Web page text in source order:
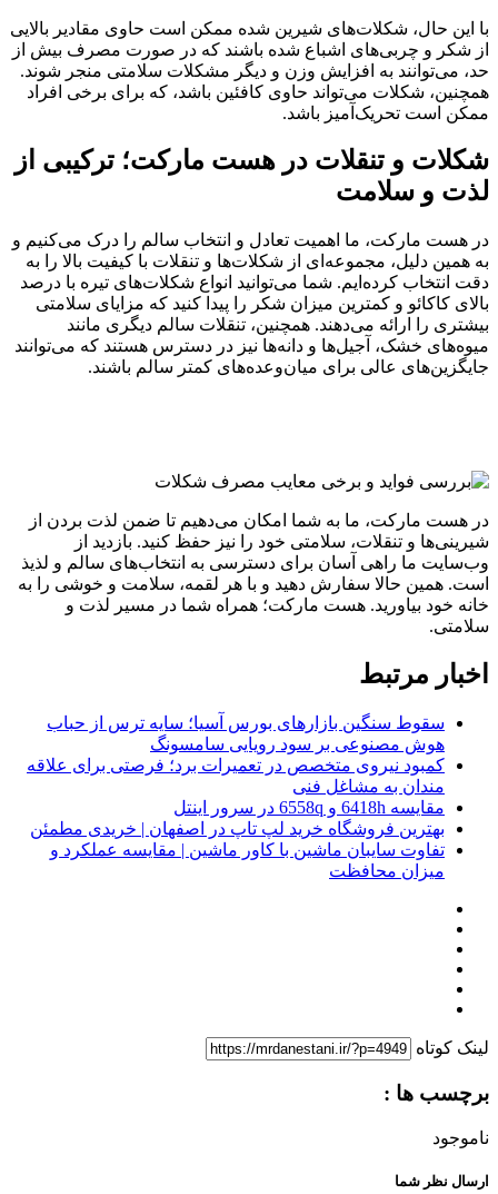
با این حال، شکلات‌های شیرین شده ممکن است حاوی مقادیر بالایی
از شکر و چربی‌های اشباع شده باشند که در صورت مصرف بیش از
حد، می‌توانند به افزایش وزن و دیگر مشکلات سلامتی منجر شوند.
همچنین، شکلات می‌تواند حاوی کافئین باشد، که برای برخی افراد
ممکن است تحریک‌آمیز باشد.
شکلات و تنقلات در هست مارکت؛ ترکیبی از
لذت و سلامت
در هست مارکت، ما اهمیت تعادل و انتخاب سالم را درک می‌کنیم و
به همین دلیل، مجموعه‌ای از شکلات‌ها و تنقلات با کیفیت بالا را به
دقت انتخاب کرده‌ایم. شما می‌توانید انواع شکلات‌های تیره با درصد
بالای کاکائو و کمترین میزان شکر را پیدا کنید که مزایای سلامتی
بیشتری را ارائه می‌دهند. همچنین، تنقلات سالم دیگری مانند
میوه‌های خشک، آجیل‌ها و دانه‌ها نیز در دسترس هستند که می‌توانند
جایگزین‌های عالی برای میان‌وعده‌های کمتر سالم باشند.
در هست مارکت، ما به شما امکان می‌دهیم تا ضمن لذت بردن از
شیرینی‌ها و تنقلات، سلامتی خود را نیز حفظ کنید. بازدید از
وب‌سایت ما راهی آسان برای دسترسی به انتخاب‌های سالم و لذیذ
است. همین حالا سفارش دهید و با هر لقمه، سلامت و خوشی را به
خانه خود بیاورید. هست مارکت؛ همراه شما در مسیر لذت و
سلامتی.
اخبار مرتبط
سقوط سنگین بازارهای بورس آسیا؛ سایه ترس از حباب
هوش مصنوعی بر سود رویایی سامسونگ
کمبود نیروی متخصص در تعمیرات برد؛ فرصتی برای علاقه
‌مندان به مشاغل فنی
مقایسه 6418h و 6558q در سرور اینتل
بهترین فروشگاه خرید لپ تاپ در اصفهان | خریدی مطمئن
تفاوت سایبان ماشین با کاور ماشین | مقایسه عملکرد و
میزان محافظت
لینک کوتاه
برچسب ها :
ناموجود
ارسال نظر شما